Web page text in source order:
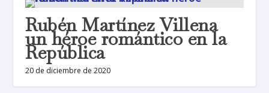
Rubén Martínez Villena
un héroe romántico en la
República
20 de diciembre de 2020